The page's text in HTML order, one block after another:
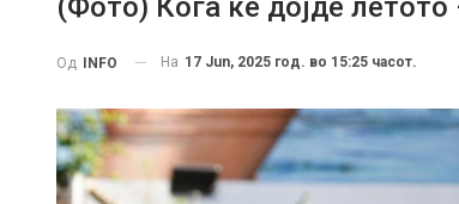
(Фото) Кога ќе дојде
Од INFO На 17 Jun, 2025 год. во 15:25 часот.